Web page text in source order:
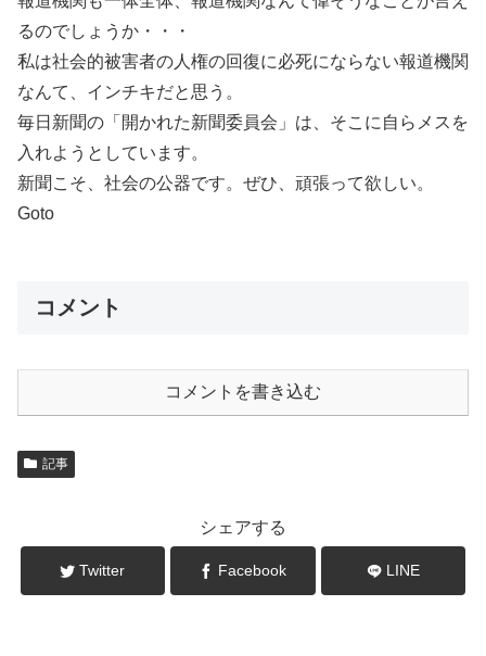
るのでしょうか・・・
私は社会的被害者の人権の回復に必死にならない報道機関
なんて、インチキだと思う。
毎日新聞の「開かれた新聞委員会」は、そこに自らメスを
入れようとしています。
新聞こそ、社会の公器です。ぜひ、頑張って欲しい。
Goto
コメント
コメントを書き込む
記事
シェアする
Twitter Facebook LINE